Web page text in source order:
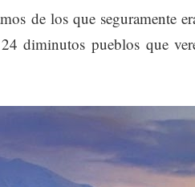
de los que seguramente
diminutos pueblos que